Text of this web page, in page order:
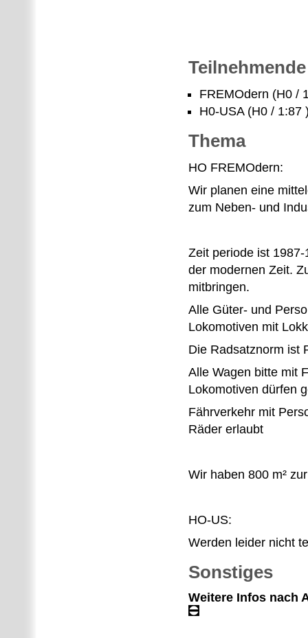
FREMOdern (H0 /
H0-USA (H0 / 1:87
Thema
HO FREMOdern:
Wir planen eine
zum Neben- und
Zeit periode ist
der modernen Zeit.
mitbringen.
Alle Güter- und
Lokomotiven mit
Die Radsatznorm ist
Alle Wagen bitte mit
Lokomotiven dürfen
Fährverkehr mit
Räder erlaubt
Wir haben 800 m²
HO-US:
Werden leider nicht
Sonstiges
Weitere Infos nach